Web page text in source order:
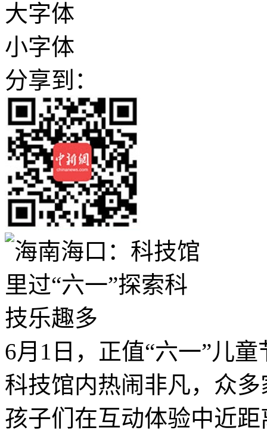
大字体
小字体
分享到：
6月1日，正值“六一”儿
科技馆内热闹非凡，众
孩子们在互动体验中近